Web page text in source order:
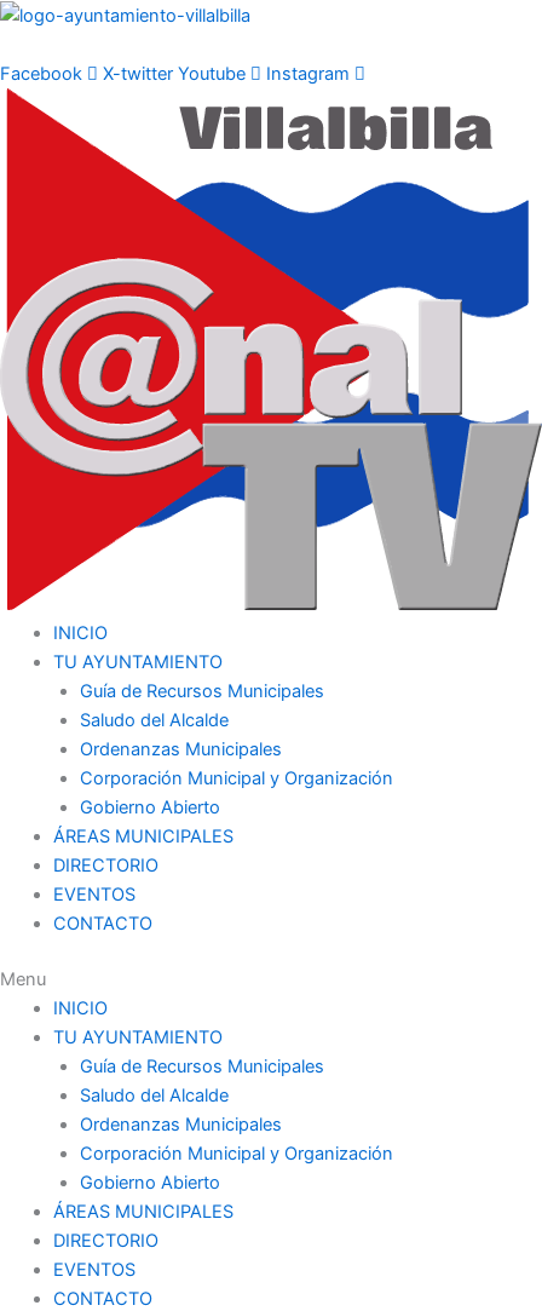
Ir
contenido
Facebook X-twitter Youtube Instagram
INICIO
TU AYUNTAMIENTO
Guía de Recursos Municipales
Saludo del Alcalde
Ordenanzas Municipales
Corporación Municipal y Organización
Gobierno Abierto
ÁREAS MUNICIPALES
DIRECTORIO
EVENTOS
CONTACTO
Menu
INICIO
TU AYUNTAMIENTO
Guía de Recursos Municipales
Saludo del Alcalde
Ordenanzas Municipales
Corporación Municipal y Organización
Gobierno Abierto
ÁREAS MUNICIPALES
DIRECTORIO
EVENTOS
CONTACTO